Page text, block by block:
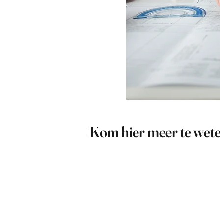
Kom hier meer te